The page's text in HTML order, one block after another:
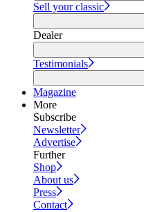
Sell your classic
Dealer
Testimonials
Magazine
More
Subscribe
Newsletter
Advertise
Further
Shop
About us
Press
Contact